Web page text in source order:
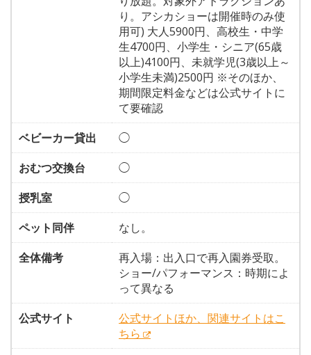
り。アシカショーは開催時のみ使
用可) 大人5900円、高校生・中学
生4700円、小学生・シニア(65歳
以上)4100円、未就学児(3歳以上～
小学生未満)2500円 ※そのほか、
期間限定料金などは公式サイトに
て要確認
ベビーカー貸出
◯
おむつ交換台
◯
授乳室
◯
ペット同伴
なし。
全体備考
再入場：出入口で再入園券受取。
ショー/パフォーマンス：時期によ
って異なる
公式サイト
公式サイトほか、関連サイトはこ
ちら